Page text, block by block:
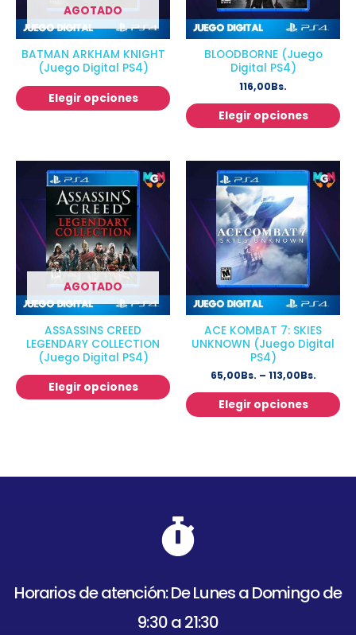
AGOTADO
BATMAN ARKHAM KNIGHT
(Juego Digital PS4)
Elegir opciones
BLOODBORNE (Juego
Digital PS4)
116,00Bs.
Elegir opciones
AGOTADO
ASSASSINS CREED
LEGENDARY COLLECTION
(Juego Digital PS4)
Elegir opciones
ACE KOMBAT 7: SKIES
UNKNOWN (Juego Digital
PS4)
65,00Bs. – 113,00Bs.
Elegir opciones
Horarios de atención: De Lunes a Domingo de
9:30 a 21:30